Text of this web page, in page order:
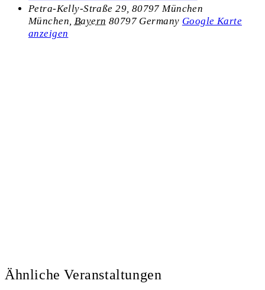
Petra-Kelly-Straße 29, 80797 München
München Bayern 80797 Germany Google Karte
anzeigen
Ähnliche Veranstaltungen